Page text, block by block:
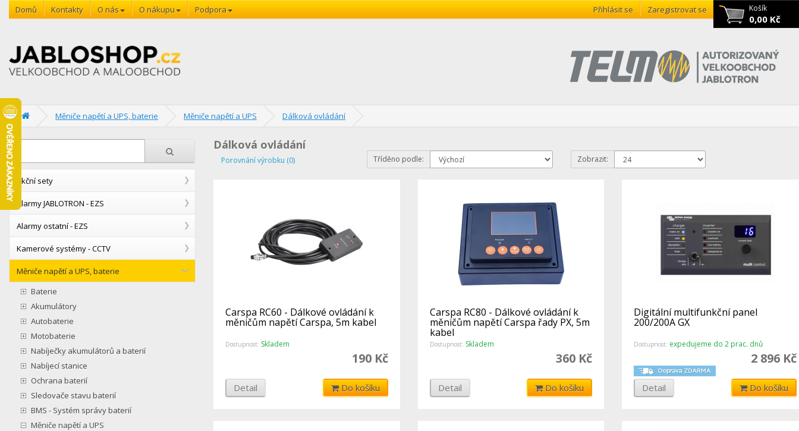
Košík
0,00 Kč
Domů Kontakty O nás O nákupu Podpora Přihlásit se Zaregistrovat se
Měniče napětí a UPS, baterie Měniče napětí a UPS Dálková ovládání
Akční sety
Alarmy JABLOTRON - EZS
Alarmy ostatní - EZS
Kamerové systémy - CCTV
Měniče napětí a UPS, baterie
Baterie
Akumulátory
Autobaterie
Motobaterie
Nabíječky akumulátorů a baterií
Nabíjecí stanice
Ochrana baterií
Sledovače stavu baterií
BMS - Systém správy baterií
Měniče napětí a UPS
Dálková ovládání
Porovnání výrobku (0) Tříděno podle: Zobrazit:
Carspa RC60 - Dálkové ovládání k
měničům napětí Carspa, 5m kabel
Dostupnost: Skladem
190 Kč
Detail Do košíku
Carspa RC80 - Dálkové ovládání k
měničům napětí Carspa řady PX, 5m
kabel
Dostupnost: Skladem
360 Kč
Detail Do košíku
Digitální multifunkční panel
200/200A GX
Dostupnost: expedujeme do 2 prac. dnů
2 896 Kč
Detail Do košíku